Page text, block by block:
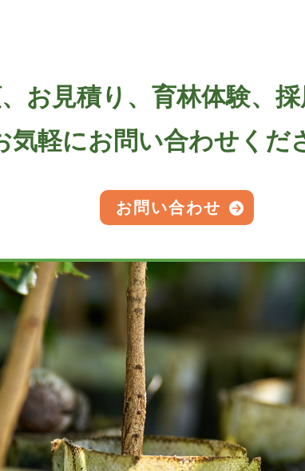
お見積り、育林体験、採
気軽にお問い合わせくだ
お問い合わせ